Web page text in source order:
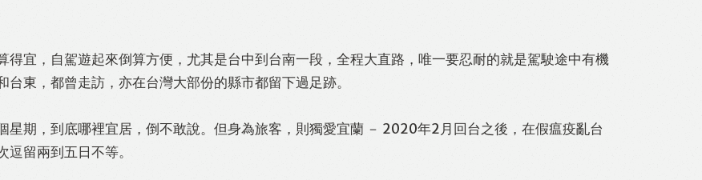
Twitter Line WhatsApp Email Print
得宜，自駕遊起來倒算方便，尤其是台中到台南一段，全程大直路，唯一要忍耐的就是駕駛途中有機
東，都曾走訪，亦在台灣大部份的縣市都留下過足跡。
星期，到底哪裡宜居，倒不敢說。但身為旅客，則獨愛宜蘭 － 2020年2月回台之後，在假瘟疫亂台
留兩到五日不等。